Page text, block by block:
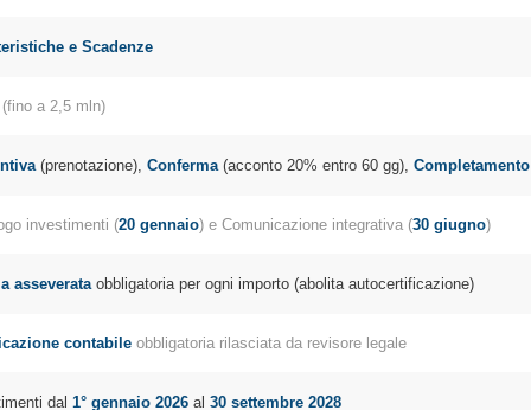
e Scadenze
a 2,5 mln)
(prenotazione), Conferma(acconto 20% entro 60 gg), Completamento
investimenti (20 gennaio) e Comunicazione integrativa (30 giugno)
asseverataobbligatoria per ogni importo (abolita autocertificazione)
contabileobbligatoria rilasciata da revisore legale
dal 1° gennaio 2026al 30 settembre 2028